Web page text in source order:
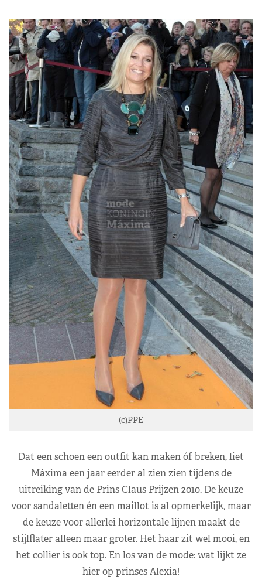
(c)PPE
Dat een schoen een outfit kan maken óf breken, liet
Máxima een jaar eerder al zien zien tijdens de
uitreiking van de Prins Claus Prijzen 2010. De keuze
voor sandaletten én een maillot is al opmerkelijk, maar
de keuze voor allerlei horizontale lijnen maakt de
stijlflater alleen maar groter. Het haar zit wel mooi, en
het collier is ook top. En los van de mode: wat lijkt ze
hier op prinses Alexia!